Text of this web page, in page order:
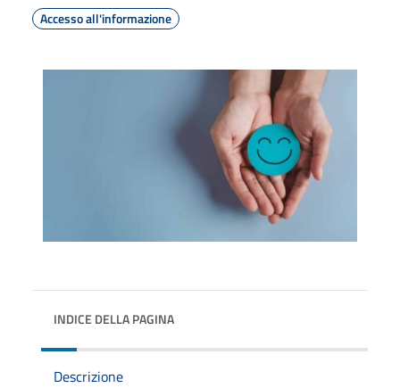
Accesso all'informazione
INDICE DELLA PAGINA
Descrizione